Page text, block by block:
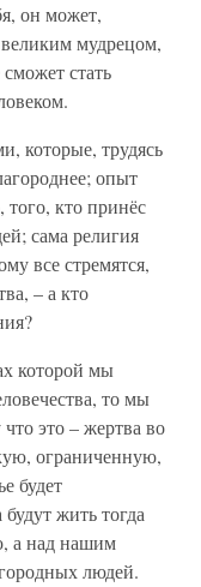
он может,
мудрецом,
стать
которые, трудясь
опыт
того, кто принёс
сама религия
все стремятся,
– а кто
которой мы
то мы
это – жертва во
ограниченную,
будет
жить тогда
а над нашим
людей.